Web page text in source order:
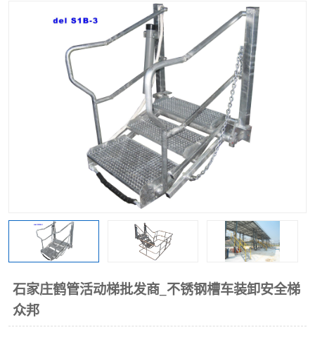
石家庄鹤管活动梯批发商_不锈钢槽车装卸安全梯
众邦
撬装系统设备